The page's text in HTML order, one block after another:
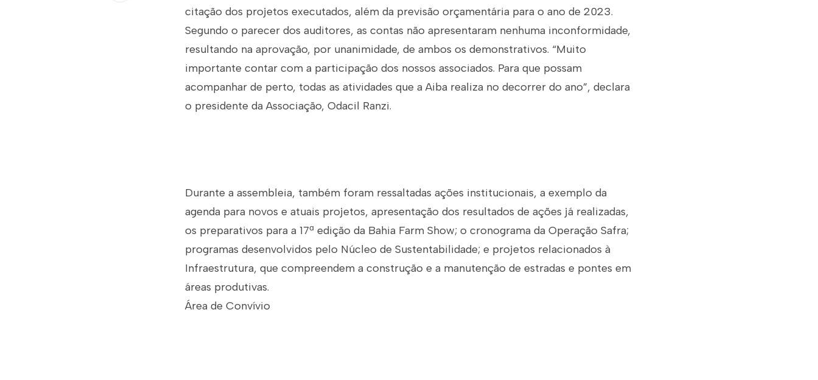
citação dos projetos executados, além da previsão orçamentária para o ano de 2023.
Segundo o parecer dos auditores, as contas não apresentaram nenhuma inconformidade,
resultando na aprovação, por unanimidade, de ambos os demonstrativos. “Muito
importante contar com a participação dos nossos associados. Para que possam
acompanhar de perto, todas as atividades que a Aiba realiza no decorrer do ano”, declara
o presidente da Associação, Odacil Ranzi.
Durante a assembleia, também foram ressaltadas ações institucionais, a exemplo da
agenda para novos e atuais projetos, apresentação dos resultados de ações já realizadas,
os preparativos para a 17ª edição da Bahia Farm Show; o cronograma da Operação Safra;
programas desenvolvidos pelo Núcleo de Sustentabilidade; e projetos relacionados à
Infraestrutura, que compreendem a construção e a manutenção de estradas e pontes em
áreas produtivas.
Área de Convívio